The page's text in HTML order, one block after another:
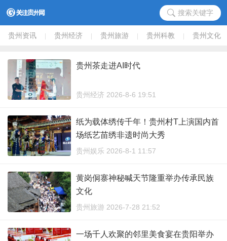
搜索关键字
贵州资讯 贵州经济 贵州旅游 贵州科教 贵州文化
贵州茶走进AI时代
贵州经济 2026-8-6 19:51
纸为载体绣传千年！贵州村T上演国内首
场纸艺苗绣非遗时尚大秀
贵州娱乐 2026-8-1 11:57
黄岗侗寨神秘喊天节隆重举办传承民族
文化
贵州旅游 2026-7-28 21:52
一场千人欢聚的邻里美食宴在贵阳举办